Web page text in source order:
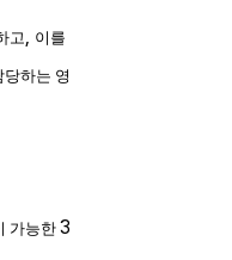
고, 이를
당하는 영
가능한3